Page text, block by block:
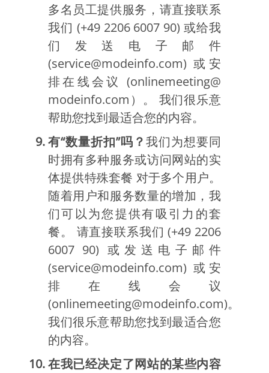
多名员工提供服务，请直接联系
我们 (+49 2206 6007 90) 或给我
们发送电子邮件
(service@modeinfo.com) 或安
排在线会议 (onlinemeeting@
modeinfo.com）。 我们很乐意
帮助您找到最适合您的内容。
有“数量折扣”吗？我们为想要同
时拥有多种服务或访问网站的实
体提供特殊套餐 对于多个用户。
随着用户和服务数量的增加，我
们可以为您提供有吸引力的套
餐。 请直接联系我们 (+49 2206
6007 90) 或发送电子邮件
(service@modeinfo.com) 或安
排在线会议
(onlinemeeting@modeinfo.com)。
我们很乐意帮助您找到最适合您
的内容。
在我已经决定了网站的某些内容